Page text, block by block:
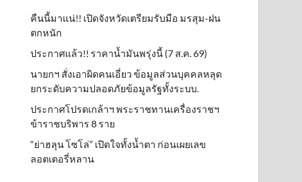
คืนนี้มาแน่!! เปิดจังหวัดเตรียมรับมือ มรสุม-ฝน
ตกหนัก
ประกาศแล้ว!! ราคาน้ำมันพรุ่งนี้ (7 ส.ค. 69)
นายกฯ สั่งเอาผิดคนเอี่ยว ข้อมูลส่วนบุคคลหลุด
ยกระดับความปลอดภัยข้อมูลรัฐทั้งระบบ.
ประกาศโปรดเกล้าฯ พระราชทานเครื่องราชฯ
ข้าราชบริพาร 8 ราย
“ย่าฮลุน โซโล่” เปิดใจทั้งน้ำตา ก่อนเผยเลข
ลอตเตอรี่หลาน